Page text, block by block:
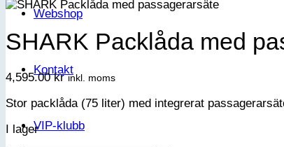
Webshop
Kontakt
VIP-klubb
SHARK Packlåda med
4,595.00kr inkl. moms
Stor packlåda (75 liter) med integrerat
I lager